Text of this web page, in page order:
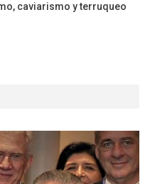
caviarismo y terruqueo